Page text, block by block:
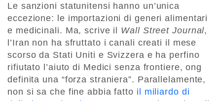
Le sanzioni statunitensi hanno un’unica
eccezione: le importazioni di generi alimentari
e medicinali. Ma, scrive il Wall Street Journal,
l’Iran non ha sfruttato i canali creati il mese
scorso da Stati Uniti e Svizzera e ha perfino
rifiutato l’aiuto di Medici senza frontiere, ong
definita una “forza straniera”. Parallelamente,
non si sa che fine abbia fatto il miliardo di